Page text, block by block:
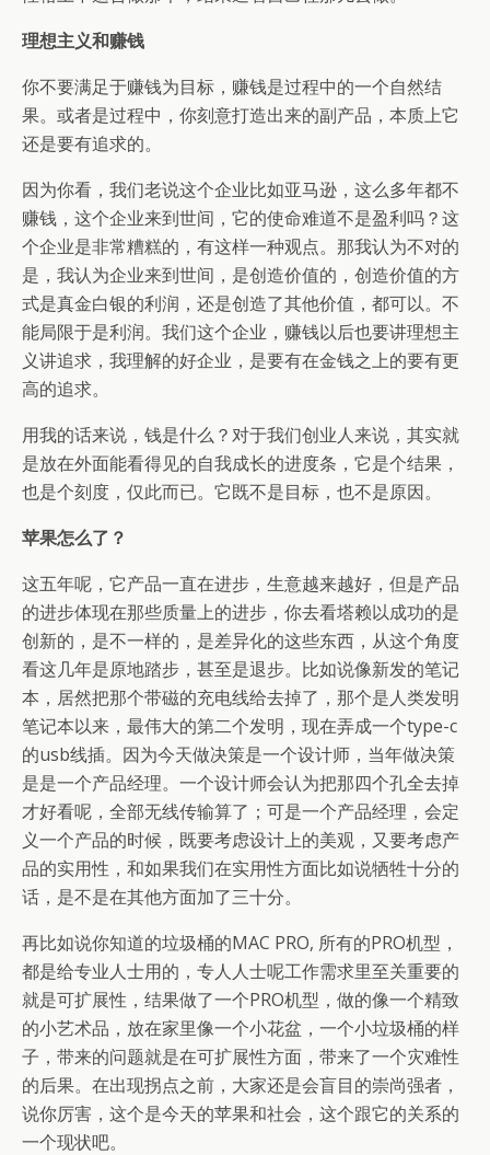
理想主义和赚钱
你不要满足于赚钱为目标，赚钱是过程中的一个自然结
果。或者是过程中，你刻意打造出来的副产品，本质上它
还是要有追求的。
因为你看，我们老说这个企业比如亚马逊，这么多年都不
赚钱，这个企业来到世间，它的使命难道不是盈利吗？这
个企业是非常糟糕的，有这样一种观点。那我认为不对的
是，我认为企业来到世间，是创造价值的，创造价值的方
式是真金白银的利润，还是创造了其他价值，都可以。不
能局限于是利润。我们这个企业，赚钱以后也要讲理想主
义讲追求，我理解的好企业，是要有在金钱之上的要有更
高的追求。
用我的话来说，钱是什么？对于我们创业人来说，其实就
是放在外面能看得见的自我成长的进度条，它是个结果，
也是个刻度，仅此而已。它既不是目标，也不是原因。
苹果怎么了？
这五年呢，它产品一直在进步，生意越来越好，但是产品
的进步体现在那些质量上的进步，你去看塔赖以成功的是
创新的，是不一样的，是差异化的这些东西，从这个角度
看这几年是原地踏步，甚至是退步。比如说像新发的笔记
本，居然把那个带磁的充电线给去掉了，那个是人类发明
笔记本以来，最伟大的第二个发明，现在弄成一个type-c
的usb线插。因为今天做决策是一个设计师，当年做决策
是是一个产品经理。一个设计师会认为把那四个孔全去掉
才好看呢，全部无线传输算了；可是一个产品经理，会定
义一个产品的时候，既要考虑设计上的美观，又要考虑产
品的实用性，和如果我们在实用性方面比如说牺牲十分的
话，是不是在其他方面加了三十分。
再比如说你知道的垃圾桶的MAC PRO, 所有的PRO机型，
都是给专业人士用的，专人人士呢工作需求里至关重要的
就是可扩展性，结果做了一个PRO机型，做的像一个精致
的小艺术品，放在家里像一个小花盆，一个小垃圾桶的样
子，带来的问题就是在可扩展性方面，带来了一个灾难性
的后果。在出现拐点之前，大家还是会盲目的崇尚强者，
说你厉害，这个是今天的苹果和社会，这个跟它的关系的
一个现状吧。